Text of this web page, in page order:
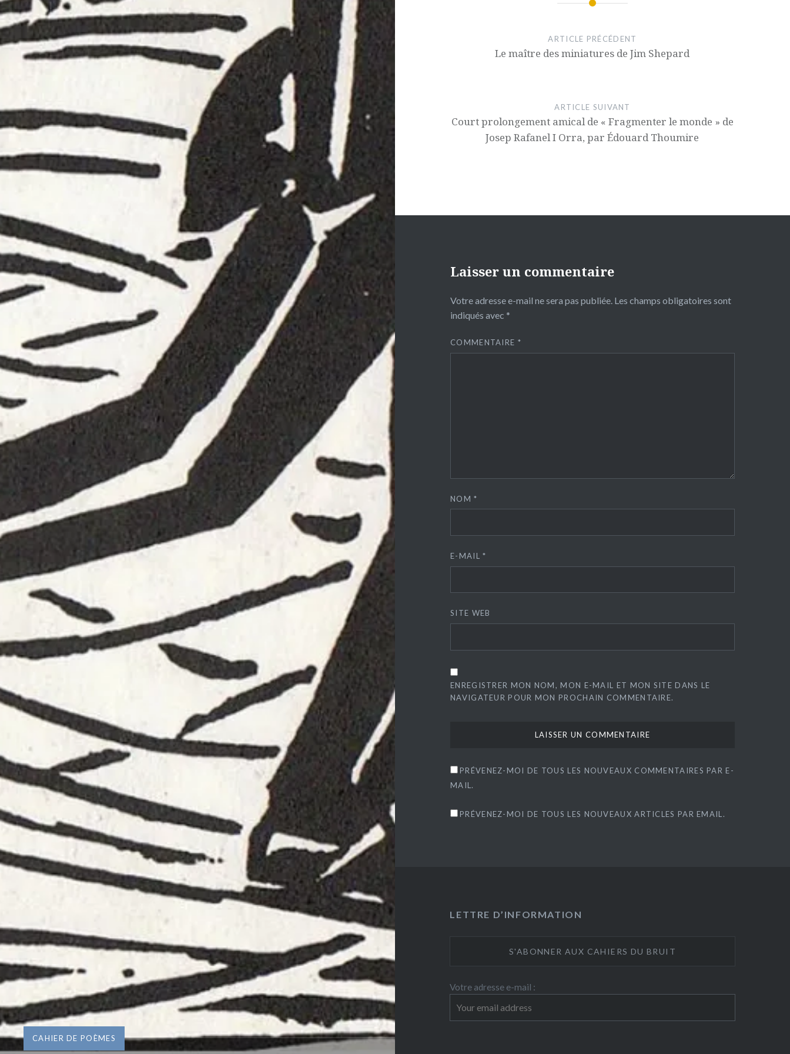
CAHIER DE POÈMES
ARTICLE PRÉCÉDENT
Le maître des miniatures de Jim Shepard
ARTICLE SUIVANT
Court prolongement amical de « Fragmenter le monde » de
Josep Rafanel I Orra, par Édouard Thoumire
Laisser un commentaire
Votre adresse e-mail ne sera pas publiée. Les champs obligatoires sont
indiqués avec *
COMMENTAIRE *
NOM*
E-MAIL*
SITE WEB
ENREGISTRER MON NOM, MON E-MAIL ET MON SITE DANS LE
NAVIGATEUR POUR MON PROCHAIN COMMENTAIRE.
PRÉVENEZ-MOI DE TOUS LES NOUVEAUX COMMENTAIRES PAR E-
MAIL.
PRÉVENEZ-MOI DE TOUS LES NOUVEAUX ARTICLES PAR EMAIL.
LETTRE D’INFORMATION
Votre adresse e-mail :